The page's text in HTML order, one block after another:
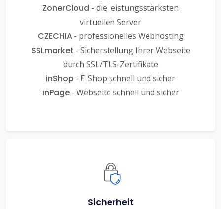
ZonerCloud - die leistungsstärksten
virtuellen Server
CZECHIA- professionelles Webhosting
SSLmarket - Sicherstellung Ihrer Webseite
durch SSL/TLS-Zertifikate
inShop - E-Shop schnell und sicher
inPage- Webseite schnell und sicher
Sicherheit